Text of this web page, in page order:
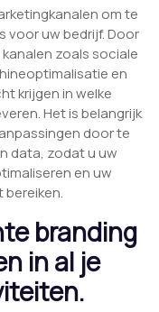
om te
voor uw bedrijf. Door
zoals sociale
en
krijgen in welke
Het is belangrijk
door te
data, zodat u uw
en uw
branding
in al je